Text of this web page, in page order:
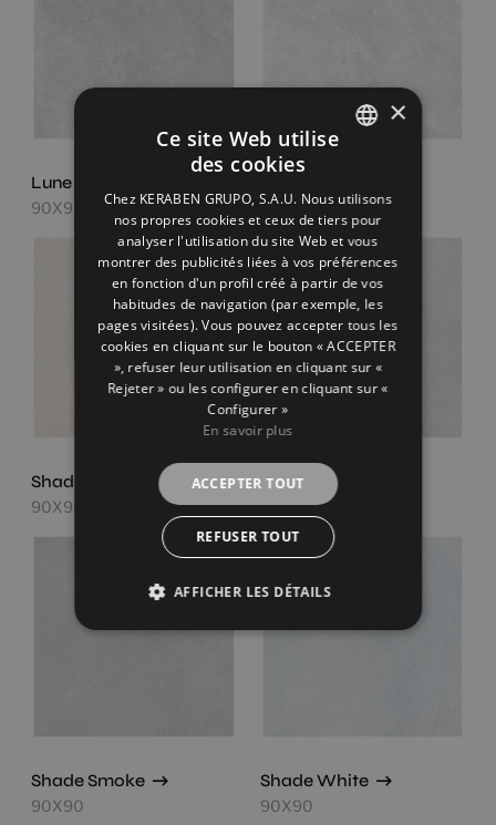
Lune Grey
90X90 90X90
Shade Cream
90X90
Shade Grey
90X90
Shade Smoke
90X90
Shade White
90X90
ENGLISH
FRENCH
GERMAN
×
Ce site Web utilise
des cookies
Chez KERABEN GRUPO, S.A.U. Nous utilisons
nos propres cookies et ceux de tiers pour
analyser l'utilisation du site Web et vous
montrer des publicités liées à vos préférences
en fonction d'un profil créé à partir de vos
habitudes de navigation (par exemple, les
pages visitées). Vous pouvez accepter tous les
cookies en cliquant sur le bouton « ACCEPTER
», refuser leur utilisation en cliquant sur «
Rejeter » ou les configurer en cliquant sur «
Configurer »
En savoir plus
ACCEPTER TOUT
REFUSER TOUT
AFFICHER LES DÉTAILS